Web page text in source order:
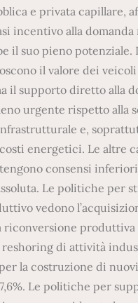
e privata capillare,
incentivo alla domanda
il suo pieno potenziale.
il valore dei
il supporto diretto alla
urgente rispetto alla
e,
energetici. Le altre
consensi inferiori
Le politiche per
vedono
riconversione produttiva
di attività
la costruzione di
Le politiche per